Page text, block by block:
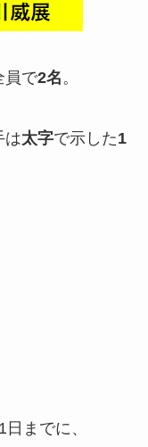
員で2名。
は太字で示した1
までに、